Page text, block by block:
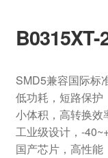
B0315XT-
SMD5兼容国际标
低功耗，短路保护
小体积，高转换效
工业级设计，-
国产芯片，高性能